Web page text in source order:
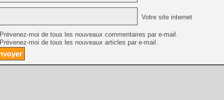
Votre site internet
Prévenez-moi de tous les nouveaux commentaires par e-mail.
Prévenez-moi de tous les nouveaux articles par e-mail.